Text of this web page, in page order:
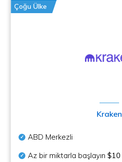
Çoğu Ülke
Kraken
ABD Merkezli
Az bir miktarla başlayın$10